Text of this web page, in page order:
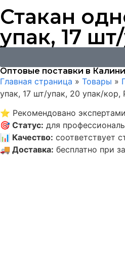
Стакан
упак, 17
Оптовые поставки в
Главная страница » Товары »
упак, 17 шт/упак, 20 упак/кор,
⭐ Рекомендовано
🎯 Статус: для
📊 Качество: соответствует
🚚 Доставка: бесплатно при